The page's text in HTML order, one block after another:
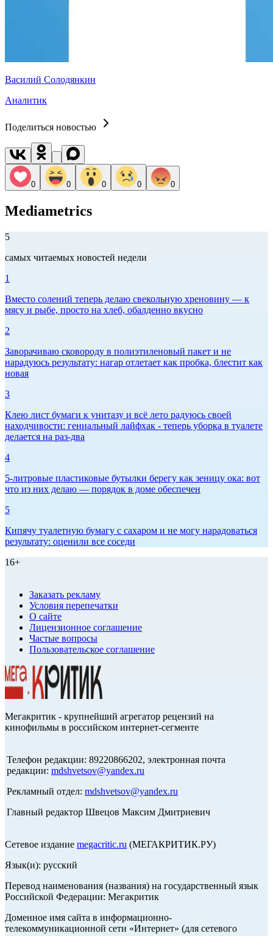
Василий Солодянкин
Аналитик
Поделиться новостью
0 0 0 0 0
Mediametrics
5
самых читаемых новостей недели
1
Вместо солений теперь делаю свекольную хреновину — к
мясу и рыбе, просто на хлеб, обалденно вкусно
2
Заворачиваю сковороду в полиэтиленовый пакет и не
нарадуюсь результату: нагар отлетает как пробка, блестит как
новая
3
Клею лист бумаги к унитазу и всё лето радуюсь своей
находчивости: гениальный лайфхак - теперь уборка в туалете
делается на раз-два
4
5-литровые пластиковые бутылки берегу как зеницу ока: вот
что из них делаю — порядок в доме обеспечен
5
Кипячу туалетную бумагу с сахаром и не могу нарадоваться
результату: оценили все соседи
16+
Заказать рекламу
Условия перепечатки
О сайте
Лицензионное соглашение
Частые вопросы
Пользовательское соглашение
Мегакритик - крупнейший агрегатор рецензий на
кинофильмы в российском интернет-сегменте
Телефон редакции: 89220866202, электронная почта
редакции: mdshvetsov@yandex.ru
Рекламный отдел: mdshvetsov@yandex.ru
Главный редактор Швецов Максим Дмитриевич
Сетевое издание megacritic.ru (МЕГАКРИТИК.РУ)
Язык(и): русский
Перевод наименования (названия) на государственный язык
Российской Федерации: Мегакритик
Доменное имя сайта в информационно-
телекоммуникационной сети «Интернет» (для сетевого